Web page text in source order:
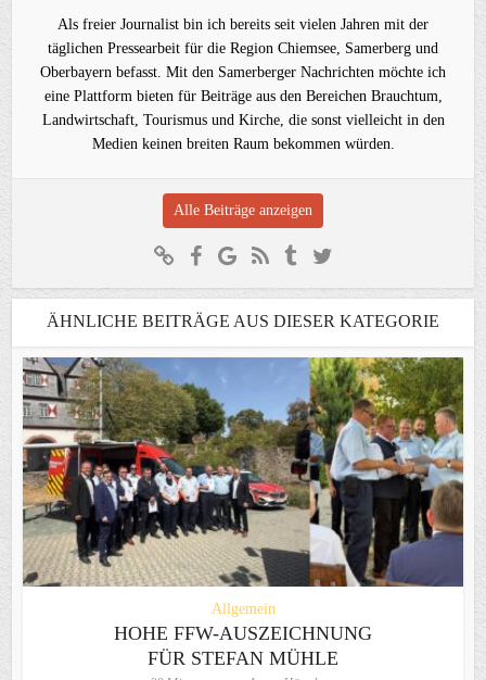
Als freier Journalist bin ich bereits seit vielen Jahren mit der
täglichen Pressearbeit für die Region Chiemsee, Samerberg und
Oberbayern befasst. Mit den Samerberger Nachrichten möchte ich
eine Plattform bieten für Beiträge aus den Bereichen Brauchtum,
Landwirtschaft, Tourismus und Kirche, die sonst vielleicht in den
Medien keinen breiten Raum bekommen würden.
Alle Beiträge anzeigen
ÄHNLICHE BEITRÄGE AUS DIESER KATEGORIE
Allgemein
HOHE FFW-AUSZEICHNUNG
FÜR STEFAN MÜHLE